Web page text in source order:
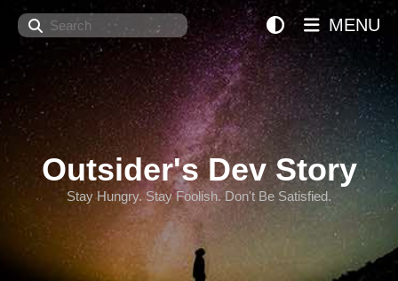
Search
Outsider's Dev Story
Stay Hungry. Stay Foolish. Don't Be Satisfied.
MENU